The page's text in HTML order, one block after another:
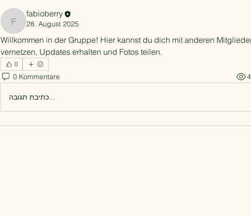
fabioberry
fabioberry
28. August 2025
Willkommen in der Gruppe! Hier kannst du dich mit anderen
vernetzen, Updates erhalten und Fotos teilen.
0
0 Kommentare
כתיבת תגובה...